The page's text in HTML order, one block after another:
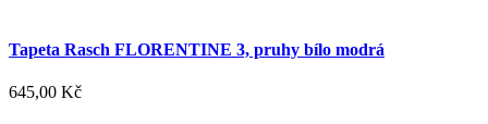
Tapeta Rasch FLORENTINE 3, pruhy bílo modrá
645,00 Kč